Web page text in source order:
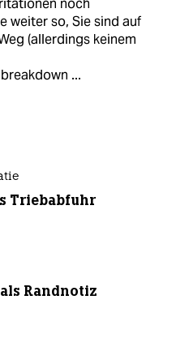
noch
weiter so, Sie sind auf
(allerdings keinem
...
Triebabfuhr
Randnotiz